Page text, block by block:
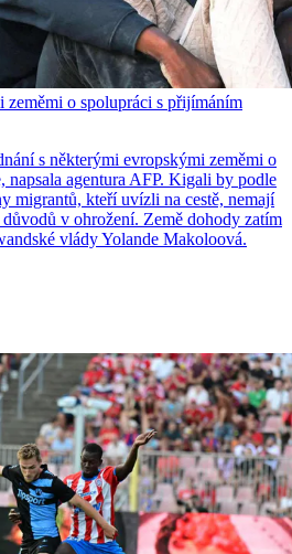
zeměmi o spolupráci s přijímáním
s některými evropskými zeměmi o
napsala agentura AFP. Kigali by podle
migrantů, kteří uvízli na cestě, nemají
v ohrožení. Země dohody zatím
vlády Yolande Makoloová.